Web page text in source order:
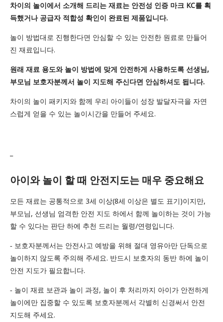
차이의 놀이에서 소개해 드리는 재료는 안전성 인증 마크 KC를 획
득했거나 공급자 적합성 확인이 완료된 제품입니다.
놀이 방법대로 진행한다면 안심할 수 있는 안전한 원료로 만들어
진 재료입니다.
원래 재료 용도와 놀이 방법에 맞게 안전하게 사용하도록 선생님,
부모님 보호자분께서 놀이 지도해 주신다면 안심하셔도 됩니다.
차이의 놀이 패키지와 함께 우리 아이들이 성장 발달자극을 자연
스럽게 얻을 수 있는 놀이시간을 만들어 주세요.
아이와 놀이 할 때 안전지도는 매우 중요해요
모든 재료는 공통적으로 3세 이상(8세 이상은 별도 표기)이지만,
부모님, 선생님 엄격한 안전 지도 하에서 함께 놀이하는 것이 가능
할 수 있다는 판단 하에 추천 드리는 월령/연령입니다.
‐ 보호자분께서는 안전사고 예방을 위해 절대 영유아만 단독으로
놀이하지 않도록 주의해 주세요. 반드시 보호자의 동반 하에 놀이
안전 지도가 필요합니다.
‐ 놀이 재료 보관과 놀이 과정, 놀이 후 처리까지 아이가 안전하게
놀이에만 집중할 수 있도록 보호자분께서 각별히 신경써서 안전
지도해 주세요.